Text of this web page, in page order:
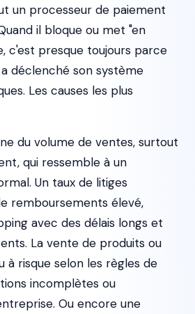
un processeur de paiement
il bloque ou met "en
c'est presque toujours parce
déclenché son système
Les causes les plus
du volume de ventes, surtout
qui ressemble à un
Un taux de litiges
remboursements élevé,
avec des délais longs et
La vente de produits ou
à risque selon les règles de
incomplètes ou
Ou encore une